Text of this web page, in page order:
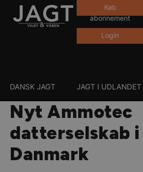
Køb
abonnement
Login
DANSK JAGT JAGT I UDLANDET
Nyt Ammotec
datterselskab i
Danmark